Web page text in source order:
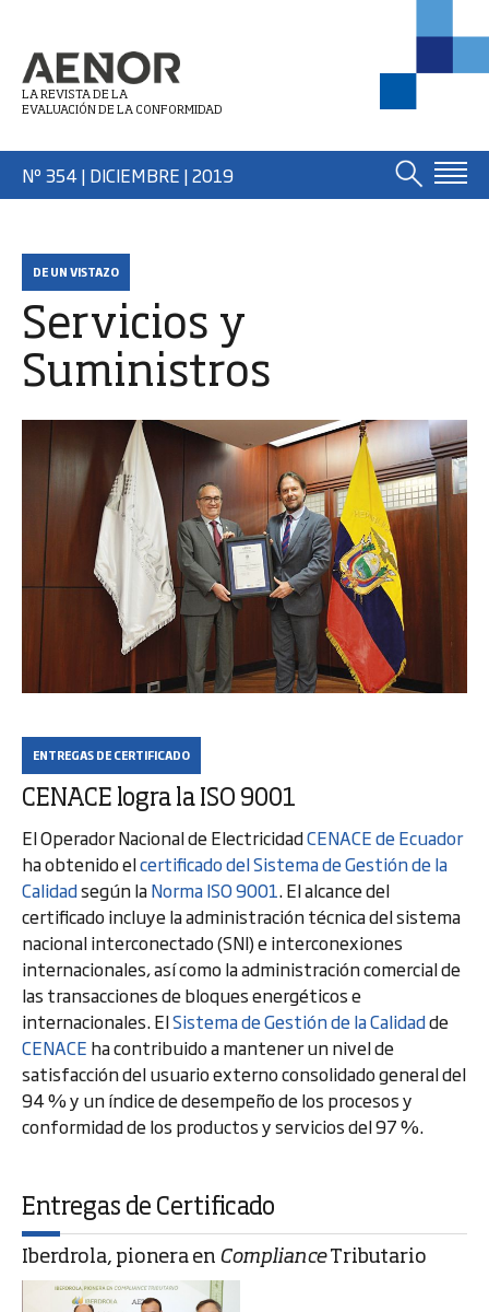
LA REVISTA DE LA
EVALUACIÓN DE LA CONFORMIDAD
Nº 354 | DICIEMBRE | 2019
DE UN VISTAZO
Servicios y
Suministros
ENTREGAS DE CERTIFICADO
CENACE logra la ISO 9001
El Operador Nacional de ElectricidadCENACE de Ecuador
ha obtenido elcertificado del Sistema de Gestión de la
Calidadsegún laNorma ISO 9001. El alcance del
certificado incluye la administración técnica del sistema
nacional interconectado (SNI) e interconexiones
internacionales, así como la administración comercial de
las transacciones de bloques energéticos e
internacionales. ElSistema de Gestión de la Calidadde
CENACE ha contribuido a mantener un nivel de
satisfacción del usuario externo consolidado general del
94 % y un índice de desempeño de los procesos y
conformidad de los productos y servicios del 97 %.
Entregas de Certificado
Iberdrola, pionera en ComplianceTributario